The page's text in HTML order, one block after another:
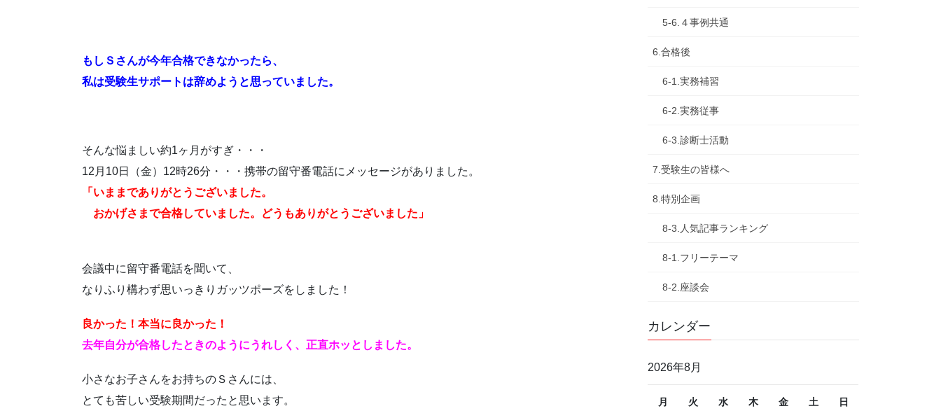
もしＳさんが今年合格できなかったら、
私は受験生サポートは辞めようと思っていました。
そんな悩ましい約1ヶ月がすぎ・・・
12月10日（金）12時26分・・・携帯の留守番電話にメッセージがありました。
「いままでありがとうございました。
おかげさまで合格していました。どうもありがとうございました」
会議中に留守番電話を聞いて、
なりふり構わず思いっきりガッツポーズをしました！
良かった！本当に良かった！
去年自分が合格したときのようにうれしく、正直ホッとしました。
小さなお子さんをお持ちのＳさんには、
とても苦しい受験期間だったと思います。
5-6.４事例共通
6.合格後
6-1.実務補習
6-2.実務従事
6-3.診断士活動
7.受験生の皆様へ
8.特別企画
8-3.人気記事ランキング
8-1.フリーテーマ
8-2.座談会
カレンダー
2026年8月
月 火 水 木 金 土 日